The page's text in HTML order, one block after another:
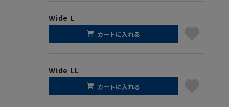
Wide L
カートに入れる
Wide LL
カートに入れる